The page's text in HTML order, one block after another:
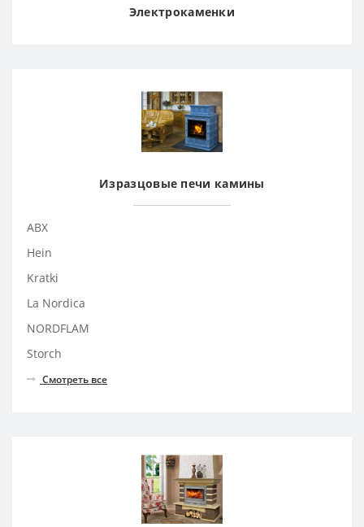
Электрокаменки
Изразцовые печи камины
ABX
Hein
Kratki
La Nordica
NORDFLAM
Storch
Смотреть все